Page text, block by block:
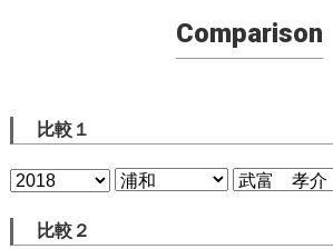
Comparison
比較１
比較２